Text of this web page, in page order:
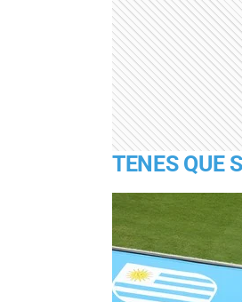
TENES QUE